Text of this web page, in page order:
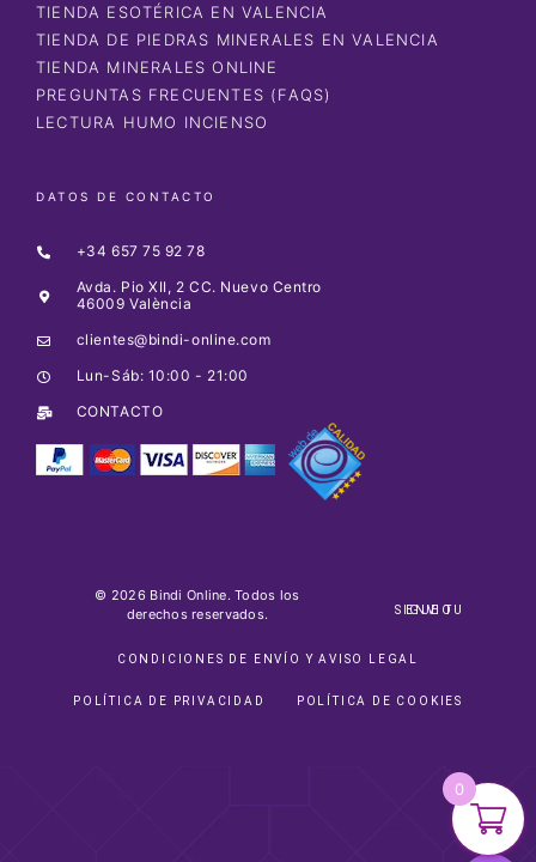
TIENDA ESOTÉRICA EN VALENCIA
TIENDA DE PIEDRAS MINERALES EN VALENCIA
TIENDA MINERALES ONLINE
PREGUNTAS FRECUENTES (FAQS)
LECTURA HUMO INCIENSO
DATOS DE CONTACTO
+34 657 75 92 78
Avda. Pio XII, 2 CC. Nuevo Centro
46009 València
clientes@bindi-online.com
Lun-Sáb: 10:00 - 21:00
CONTACTO
© 2026 Bindi Online. Todos los
derechos reservados.
SIGUE TU ENVIO
CONDICIONES DE ENVÍO Y AVISO LEGAL
POLÍTICA DE PRIVACIDAD POLÍTICA DE COOKIES
0